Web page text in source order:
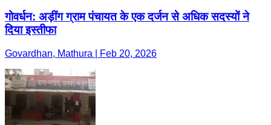
गोवर्धन: अड़ींग ग्राम पंचायत के एक दर्जन से अधिक सदस्यों ने
दिया इस्तीफा
Govardhan, Mathura | Feb 20, 2026